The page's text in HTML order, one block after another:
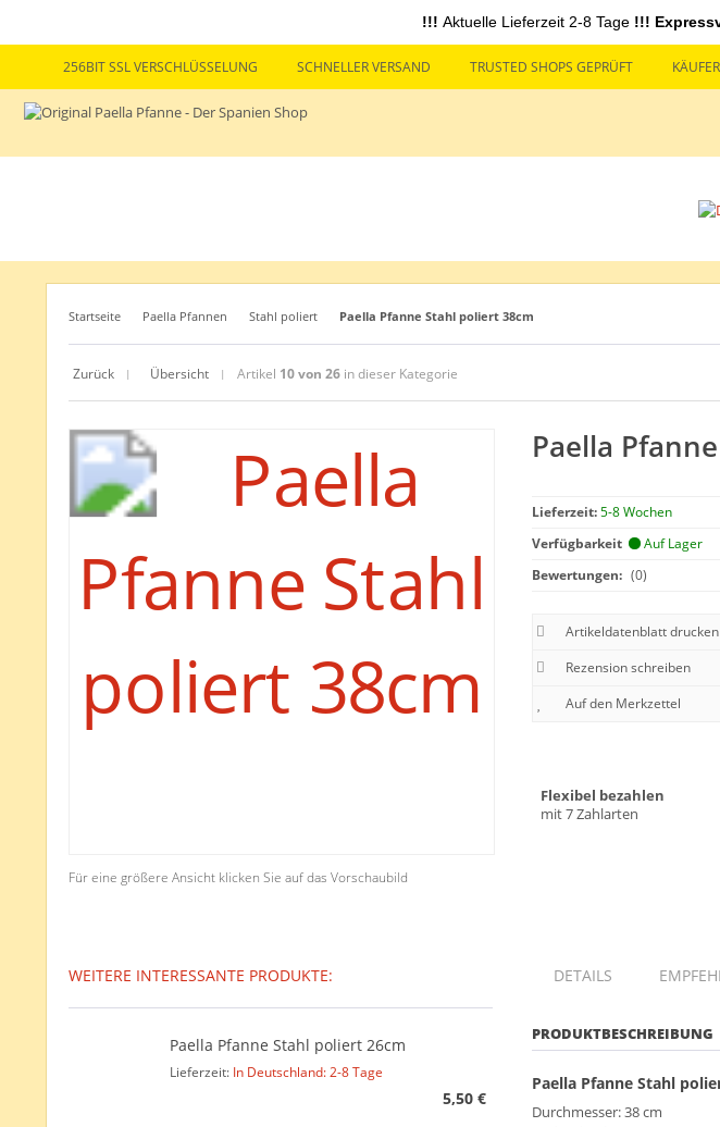
!!! Aktuelle Lieferzeit 2-8 Tage !!!
256BIT SSL VERSCHLÜSSELUNG SCHNELLER VERSAND TRUSTED SHOPS GEPRÜFT
Startseite Paella Pfannen Stahl poliert Paella Pfanne Stahl poliert 38cm
Zurück | Übersicht | Artikel 10 von 26 in dieser Kategorie
Für eine größere Ansicht klicken Sie auf das Vorschaubild
Paella
Lieferzeit:5-8 Wochen
Verfügbarkeit
Auf Lager
Bewertungen: (0)
Artikeldatenblatt drucken
Rezension schreiben
Flexibel bezahlen
mit 7 Zahlarten
DETAILS
PRODUKTBESCHREIBUNG
Paella Pfanne Stahl
Durchmesser: 38 cm
WEITERE INTERESSANTE PRODUKTE:
Paella Pfanne Stahl poliert 26cm
Lieferzeit: In Deutschland: 2-8 Tage
5,50 €